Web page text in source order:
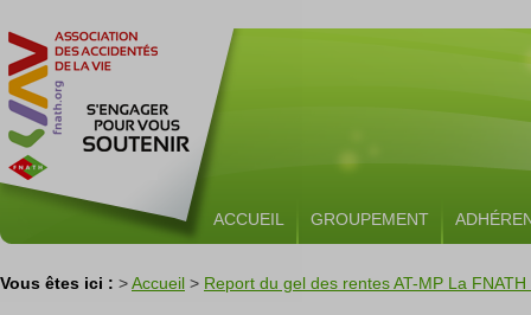
ACCUEIL GROUPEMENT
Vous êtes ici : >Accueil > Report du gel des rentes AT-MP La